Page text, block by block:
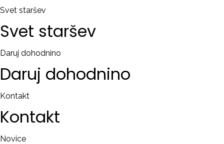
Svet staršev
Svet staršev
Daruj dohodnino
Daruj dohodnino
Kontakt
Kontakt
Novice